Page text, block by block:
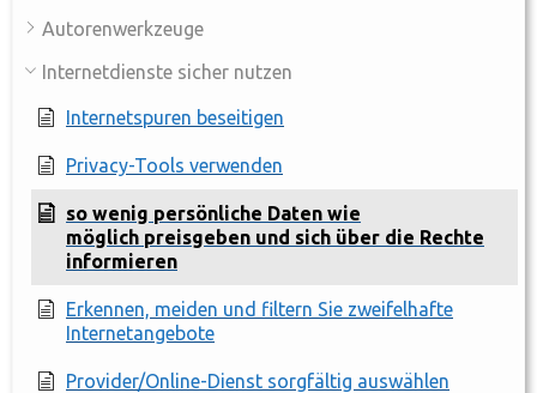
Autorenwerkzeuge
Internetdienste sicher nutzen
Internetspuren beseitigen
Privacy-Tools verwenden
so wenig persönliche Daten wie
möglich preisgeben und sich über die Rechte
informieren
Erkennen, meiden und filtern Sie zweifelhafte
Internetangebote
Provider/Online-Dienst sorgfältig auswählen